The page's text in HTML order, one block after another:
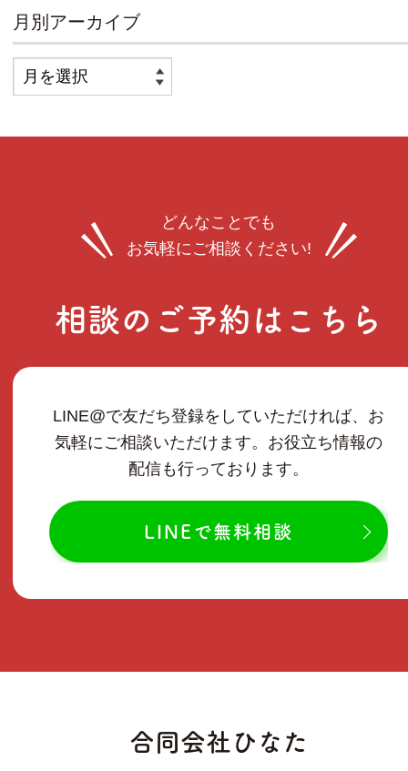
月別アーカイブ
どんなことでも
お気軽にご相談ください!
相談のご予約はこちら
LINE@で友だち登録をしていただければ、お
気軽にご相談いただけます。お役立ち情報の
配信も行っております。
LINEで無料相談
合同会社ひなた